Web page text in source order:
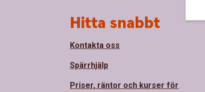
Hitta snabbt
Kontakta oss
Spärrhjälp
Priser, räntor och kurser för